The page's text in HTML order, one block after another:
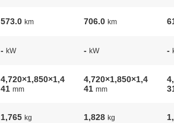
573.0 km 706.0 km
- kW - kW -
4,720×1,850×1,4
41 mm
4,720×1,850×1,4
41 mm
1,765 kg 1,828 kg